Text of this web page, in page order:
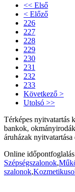
<< Első
< Előző
226
227
228
229
230
231
232
233
Következő >
Utolsó >>
Térképes nyitvatartás
bankok,
áruházak
Online időpontfoglalás
Szépségszalonok,
szalonok,